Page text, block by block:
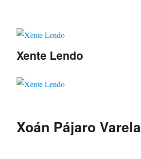
Xente Lendo
Xoán Pájaro Varela